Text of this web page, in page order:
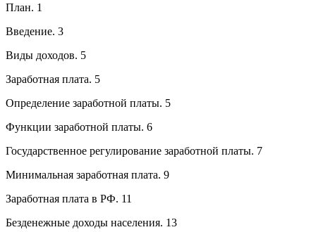
План. 1
Введение. 3
Виды доходов. 5
Заработная плата. 5
Определение заработной платы. 5
Функции заработной платы. 6
Государственное регулирование заработной платы. 7
Минимальная заработная плата. 9
Заработная плата в РФ. 11
Безденежные доходы населения. 13